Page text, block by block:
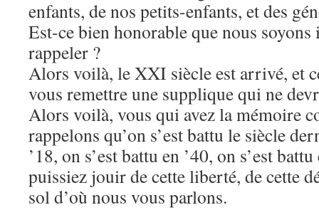
enfants, de nos petits-enfants, et des
Est-ce bien honorable que nous
rappeler ?
Alors voilà, le XXI siècle est arrivé, et
vous remettre une supplique qui ne
Alors voilà, vous qui avez la mémoire
rappelons qu’on s’est battu le siècle
’18, on s’est battu en ’40, on s’est
puissiez jouir de cette liberté, de cette
sol d’où nous vous parlons.